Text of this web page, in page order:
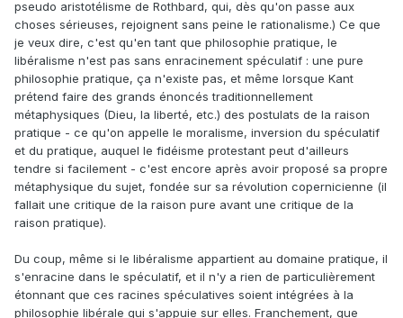
pseudo aristotélisme de Rothbard, qui, dès qu'on passe aux
choses sérieuses, rejoignent sans peine le rationalisme.) Ce que
je veux dire, c'est qu'en tant que philosophie pratique, le
libéralisme n'est pas sans enracinement spéculatif : une pure
philosophie pratique, ça n'existe pas, et même lorsque Kant
prétend faire des grands énoncés traditionnellement
métaphysiques (Dieu, la liberté, etc.) des postulats de la raison
pratique - ce qu'on appelle le moralisme, inversion du spéculatif
et du pratique, auquel le fidéisme protestant peut d'ailleurs
tendre si facilement - c'est encore après avoir proposé sa propre
métaphysique du sujet, fondée sur sa révolution copernicienne (il
fallait une critique de la raison pure avant une critique de la
raison pratique).
Du coup, même si le libéralisme appartient au domaine pratique, il
s'enracine dans le spéculatif, et il n'y a rien de particulièrement
étonnant que ces racines spéculatives soient intégrées à la
philosophie libérale qui s'appuie sur elles. Franchement, que